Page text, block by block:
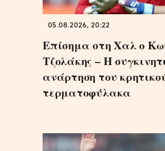
05.08.2026, 20:22
Επίσημα στη Χαλ ο
Τζολάκης – Η
ανάρτηση του
τερματοφύλακα